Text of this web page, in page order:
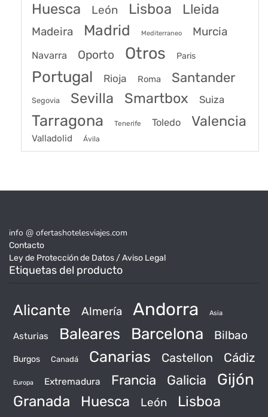
Huesca León Lisboa Lleida
Madeira Madrid Mediterraneo Murcia
Navarra Oporto Otros Paris
Portugal Rioja Roma Santander
Segovia Sevilla Smartbox Suiza
Tarragona Tenerife Toledo Valencia
Valladolid Ávila
info @ ofertashotelesviajes.com
Contacto
Ley de Protección de Datos / Aviso Legal
Etiquetas del producto
Alicante Almería Andorra Asia
Asturias Baleares Barcelona Bilbao
Burgos Canadá Canarias Castellon Cádiz
Europa Extremadura Francia Galicia Gijón
Granada Huesca León Lisboa